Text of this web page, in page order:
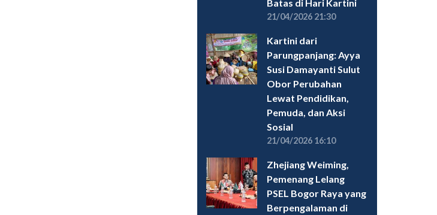
Batas di Hari Kartini
21/04/2026 21:30
Kartini dari
Parungpanjang: Ayya
Susi Damayanti Sulut
Obor Perubahan
Lewat Pendidikan,
Pemuda, dan Aksi
Sosial
21/04/2026 16:10
Zhejiang Weiming,
Pemenang Lelang
PSEL Bogor Raya yang
Berpengalaman di